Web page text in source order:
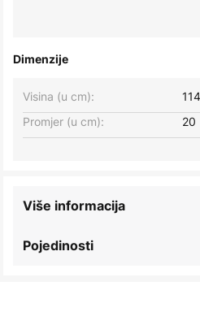
Dimenzije
Visina (u cm):
114
Promjer (u cm):
20
Pojedinosti
Više informacija